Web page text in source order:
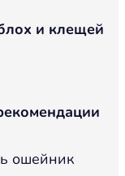
и клещей
ошейник